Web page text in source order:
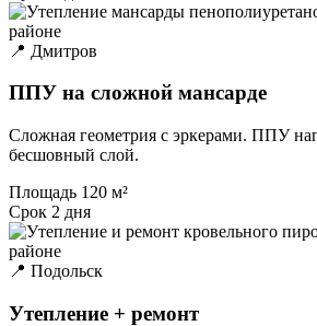
📍 Дмитров
ППУ на сложной мансарде
Сложная геометрия с эркерами. ППУ
бесшовный слой.
Площадь 120 м²
Срок 2 дня
📍 Подольск
Утепление + ремонт